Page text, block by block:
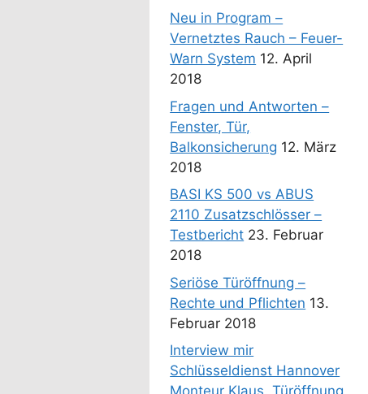
Neu in Program –
Vernetztes Rauch – Feuer-
Warn System 12. April
2018
Fragen und Antworten –
Fenster, Tür,
Balkonsicherung 12. März
2018
BASI KS 500 vs ABUS
2110 Zusatzschlösser –
Testbericht 23. Februar
2018
Seriöse Türöffnung –
Rechte und Pflichten 13.
Februar 2018
Interview mir
Schlüsseldienst Hannover